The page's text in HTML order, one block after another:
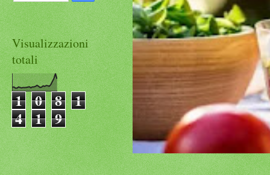
Visualizzazioni
totali
1 0 8 1
4 1 9